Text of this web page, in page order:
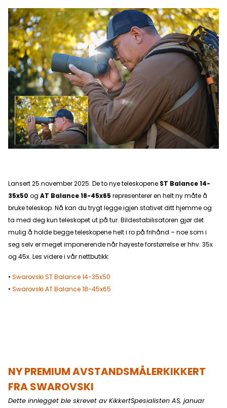
Lansert 25.november 2025. De to nye teleskopene ST Balance 14-
35x50 og AT Balance 18-45x65 representerer en helt ny måte å
bruke teleskop. Nå kan du trygt legge igjen stativet ditt hjemme og
ta med deg kun teleskopet ut på tur. Bildestabilisatoren gjør det
mulig å holde begge teleskopene helt i ro på frihånd – noe som i
seg selv er meget imponerende når høyeste forstørrelse er hhv. 35x
og 45x. Les videre i vår nettbutikk:
• Swarovski ST Balance 14-35x50
• Swarovski AT Balance 18-45x65
NYPREMIUM AVSTANDSMÅLERKIKKERT
FRA SWAROVSKI
Dette innlegget ble skrevet av KikkertSpesialisten AS, januar